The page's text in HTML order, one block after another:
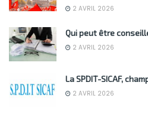
2 AVRIL 2026
Qui peut être
2 AVRIL 2026
La SPDIT-SICAF,
2 AVRIL 2026